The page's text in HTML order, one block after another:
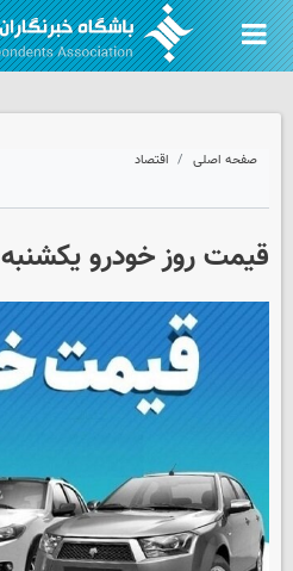
صفحه اصلی اقتصاد
قیمت روز خودرو یکشنبه ۲۸ بهمن ۱۴۰۳